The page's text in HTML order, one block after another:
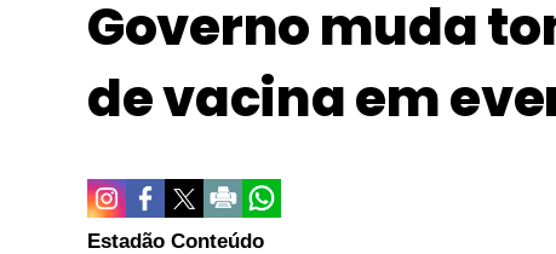
Governo muda
de vacina em
Estadão Conteúdo